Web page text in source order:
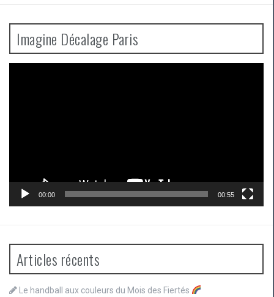
Imagine Décalage Paris
00:00 00:55
Articles récents
Le handball aux couleurs du Mois des Fiertés